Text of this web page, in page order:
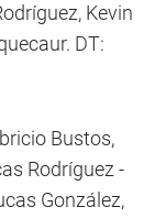
Kevin
DT:
Bustos,
Rodríguez -
González,